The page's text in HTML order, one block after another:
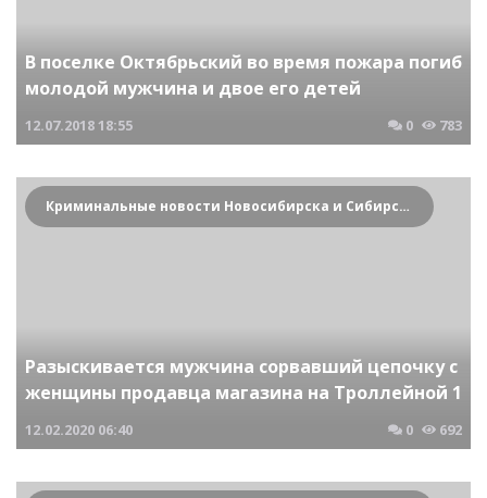
В поселке Октябрьский во время пожара погиб
молодой мужчина и двое его детей
12.07.201818:55 0 783
Криминальные новости Новосибирска и Сибирского региона
Разыскивается мужчина сорвавший цепочку с
женщины продавца магазина на Троллейной 1
12.02.2020 06:40 0 692